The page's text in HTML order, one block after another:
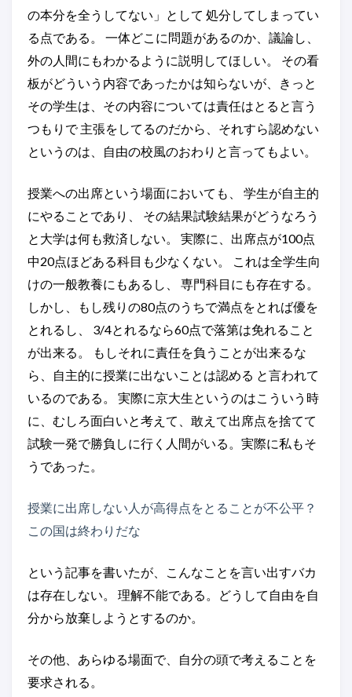
の本分を全うしてない」として 処分してしまってい
る点である。 一体どこに問題があるのか、議論し、
外の人間にもわかるように説明してほしい。 その看
板がどういう内容であったかは知らないが、きっと
その学生は、その内容については責任はとると言う
つもりで 主張をしてるのだから、それすら認めない
というのは、自由の校風のおわりと言ってもよい。
授業への出席という場面においても、 学生が自主的
にやることであり、 その結果試験結果がどうなろう
と大学は何も救済しない。 実際に、出席点が100点
中20点ほどある科目も少なくない。 これは全学生向
けの一般教養にもあるし、 専門科目にも存在する。
しかし、もし残りの80点のうちで満点をとれば優を
とれるし、 3/4とれるなら60点で落第は免れること
が出来る。 もしそれに責任を負うことが出来るな
ら、自主的に授業に出ないことは認める と言われて
いるのである。 実際に京大生というのはこういう時
に、むしろ面白いと考えて、敢えて出席点を捨てて
試験一発で勝負しに行く人間がいる。実際に私もそ
うであった。
授業に出席しない人が高得点をとることが不公平？
この国は終わりだな
という記事を書いたが、こんなことを言い出すバカ
は存在しない。 理解不能である。どうして自由を自
分から放棄しようとするのか。
その他、あらゆる場面で、自分の頭で考えることを
要求される。